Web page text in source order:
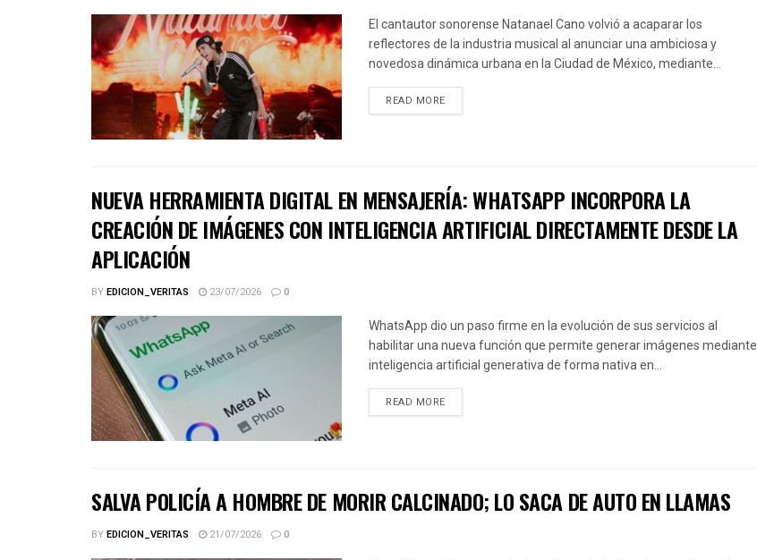
El cantautor sonorense Natanael Cano volvió a acaparar los
reflectores de la industria musical al anunciar una ambiciosa y
novedosa dinámica urbana en la Ciudad de México, mediante...
READ MORE
NUEVA HERRAMIENTA DIGITAL EN MENSAJERÍA: WHATSAPP INCORPORA LA
CREACIÓN DE IMÁGENES CON INTELIGENCIA ARTIFICIAL DIRECTAMENTE DESDE LA
APLICACIÓN
BYEDICION_VERITAS 23/07/2026 0
WhatsApp dio un paso firme en la evolución de sus servicios al
habilitar una nueva función que permite generar imágenes mediante
inteligencia artificial generativa de forma nativa en...
READ MORE
SALVA POLICÍA A HOMBRE DE MORIR CALCINADO; LO SACA DE AUTO EN LLAMAS
BYEDICION_VERITAS 21/07/2026 0